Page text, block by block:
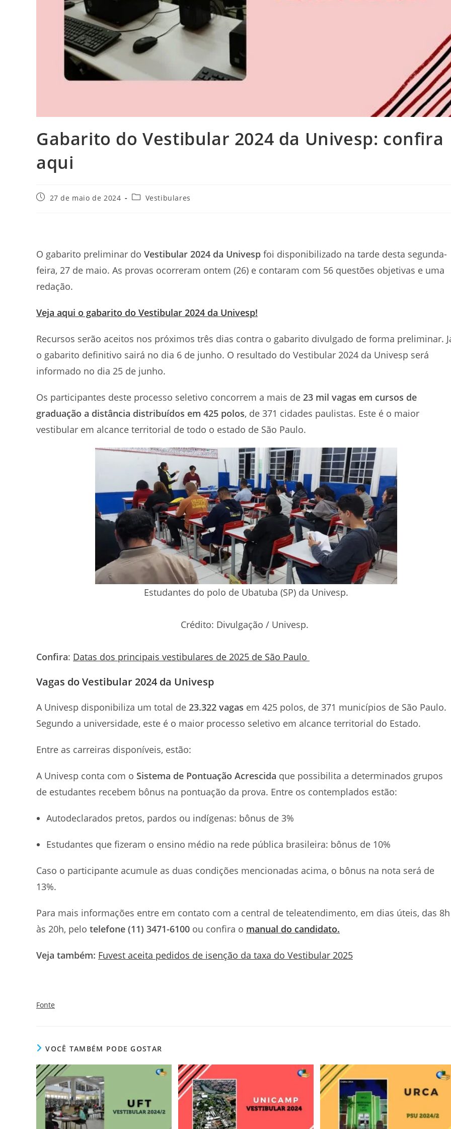
Gabarito do Vestibular 2024 da Univesp: confira
aqui
Post27 de maio de 2024
Categoria
Vestibulares
O gabarito preliminar do Vestibular 2024 da Univesp foi disponibilizado na tarde desta segunda-
feira, 27 de maio. As provas ocorreram ontem (26) e contaram com 56 questões objetivas e uma
redação.
Veja aqui o gabarito do Vestibular 2024 da Univesp!
Recursos serão aceitos nos próximos três dias contra o gabarito divulgado de forma preliminar.
o gabarito definitivo sairá no dia 6 de junho. O resultado do Vestibular 2024 da Univesp será
informado no dia 25 de junho.
Os participantes deste processo seletivo concorrem a mais de 23 mil vagas em cursos de
graduação a distância distribuídos em 425 polos, de 371 cidades paulistas. Este é o maior
vestibular em alcance territorial de todo o estado de São Paulo.
Estudantes do polo de Ubatuba (SP) da Univesp.
Crédito: Divulgação / Univesp.
Confira: Datas dos principais vestibulares de 2025 de São Paulo
Vagas do Vestibular 2024 da Univesp
A Univesp disponibiliza um total de 23.322 vagas em 425 polos, de 371 municípios de São Paulo.
Segundo a universidade, este é o maior processo seletivo em alcance territorial do Estado.
Entre as carreiras disponíveis, estão:
A Univesp conta com o Sistema de Pontuação Acrescida que possibilita a determinados grupos
de estudantes recebem bônus na pontuação da prova. Entre os contemplados estão:
Autodeclarados pretos, pardos ou indígenas: bônus de 3%
Estudantes que fizeram o ensino médio na rede pública brasileira: bônus de 10%
Caso o participante acumule as duas condições mencionadas acima, o bônus na nota será de
13%.
Para mais informações entre em contato com a central de teleatendimento, em dias úteis, das 8h
às 20h, pelo telefone (11) 3471-6100 ou confira o manual do candidato.
Veja também: Fuvest aceita pedidos de isenção da taxa do Vestibular 2025
Fonte
VOCÊ TAMBÉM PODE GOSTAR